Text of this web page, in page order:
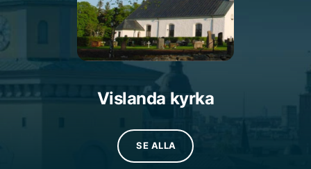
en salkyrka med torn och sadeltak. Kyrkan har ett
tresidigt kor och en sakristia vid evangeliesidan
nära koret. Ursprungligen fanns det en medeltida
träkyrka på platsen, men av den återstår endast en
ödekyrkogård. Den nuvarande kyrkobyggnaden i
sten, som uppfördes mellan 1793 och 1794, ersatte
träkyrkan och innehåller en bevarad predikstol från
Ryssby kyrka, som är församlingskyrka för Ryssby
Vislanda kyrka
SE ALLA